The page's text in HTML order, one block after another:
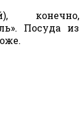
конечно,
Посуда из